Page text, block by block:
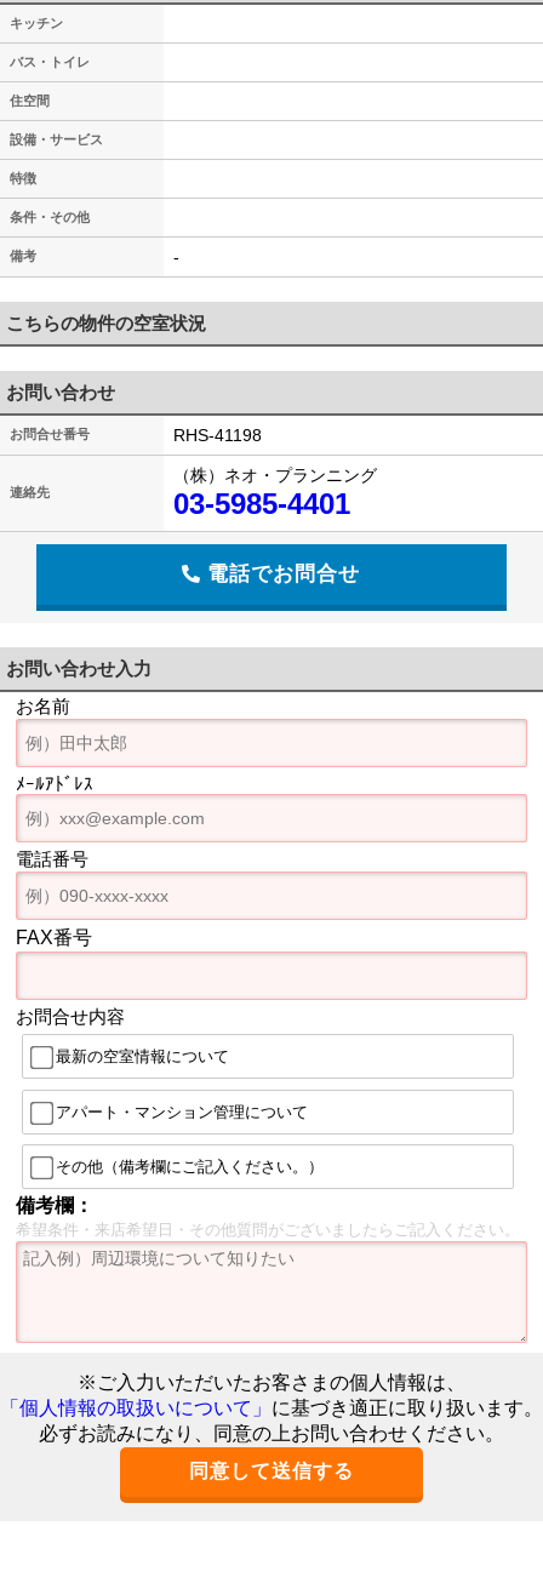
キッチン
バス・トイレ
住空間
設備・サービス
特徴
条件・その他
備考 -
こちらの物件の空室状況
お問い合わせ
お問合せ番号 RHS-41198
連絡先
（株）ネオ・プランニング
03-5985-4401
電話でお問合せ
お問い合わせ入力
お名前
ﾒｰﾙｱﾄﾞﾚｽ
電話番号
FAX番号
お問合せ内容
最新の空室情報について
アパート・マンション管理について
その他（備考欄にご記入ください。）
備考欄：
希望条件・来店希望日・その他質問がございましたらご記入ください。
※ご入力いただいたお客さまの個人情報は、
「個人情報の取扱いについて」 に基づき適正に取り扱います。
必ずお読みになり、同意の上お問い合わせください。